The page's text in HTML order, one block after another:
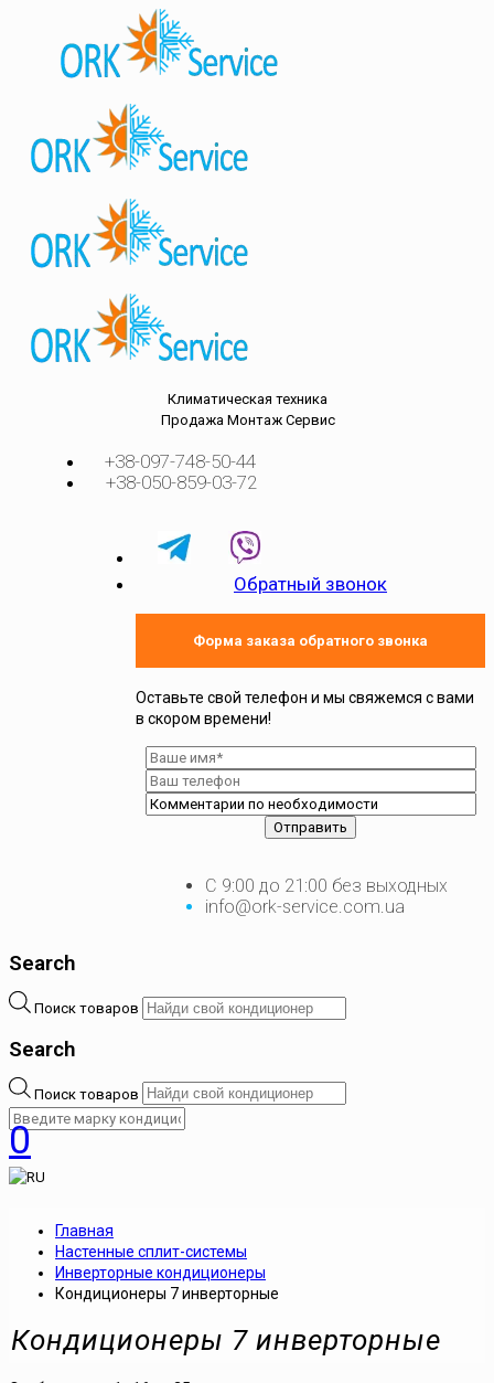
Климатическая техника
Продажа Монтаж Сервис
+38-097-748-50-44
+38-050-859-03-72
Обратный звонок
Форма заказа обратного звонка
Оставьте свой телефон и мы свяжемся с вами
в скором времени!
С 9:00 до 21:00 без выходных
info@ork-service.com.ua
Search
Поиск товаров
Search
Поиск товаров
0
Главная
Настенные сплит-системы
Инверторные кондиционеры
Кондиционеры 7 инверторные
Кондиционеры 7 инверторные